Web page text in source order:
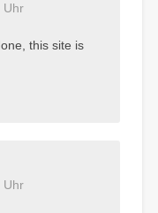
Uhr
this site is
Uhr